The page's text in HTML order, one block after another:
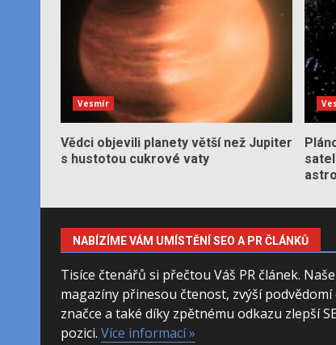
Vesmír
Vědci objevili planety větší než Jupiter
s hustotou cukrové vaty
NABÍZÍME VÁM UMÍSTĚNÍ SEO A PR ČLÁNKŮ
Tisíce čtenářů si přečtou Váš PR článek. Naše
magazíny přinesou čtenost, zvýší podvědomí
značce a také díky zpětnému odkazu zlepší
pozici. Více informací »